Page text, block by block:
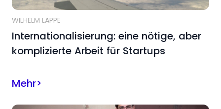
WILHELM LAPPE
Internationalisierung: eine nötige, aber
komplizierte Arbeit für Startups
Mehr>